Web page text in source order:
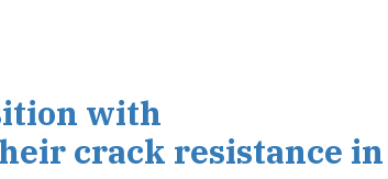
with
crack resistance in